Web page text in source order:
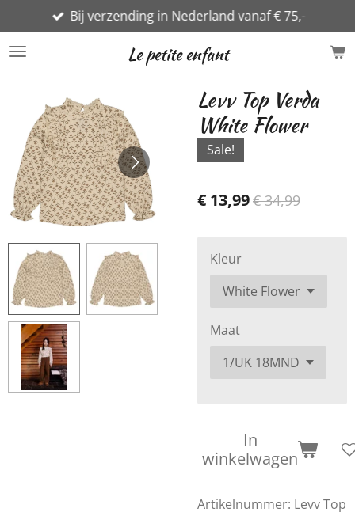
direct
naar
Le petite enfant
Bij verzending in Nederland vanaf € 75,-
Levv Top Verda
White Flower
Sale!
€ 13,99€ 34,99
Kleur
Maat
In
winkelwagen
Artikelnummer: Levv Top